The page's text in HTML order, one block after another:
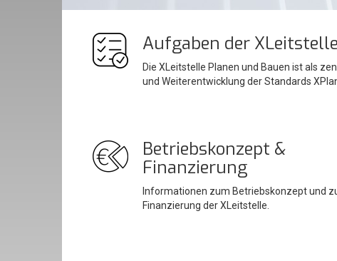
Aufgaben der XLeitstelle
Die XLeitstelle Planen und Bauen ist als
und Weiterentwicklung der Standards
Betriebskonzept &
Finanzierung
Informationen zum Betriebskonzept und
Finanzierung der XLeitstelle.